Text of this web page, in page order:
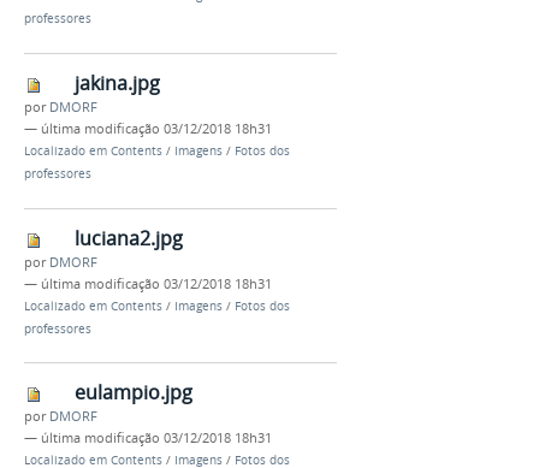
professores
jakina.jpg
por DMORF
— última modificação 03/12/2018 18h31
Localizado em Contents / Imagens / Fotos dos
professores
luciana2.jpg
por DMORF
— última modificação 03/12/2018 18h31
Localizado em Contents / Imagens / Fotos dos
professores
eulampio.jpg
por DMORF
— última modificação 03/12/2018 18h31
Localizado em Contents / Imagens / Fotos dos